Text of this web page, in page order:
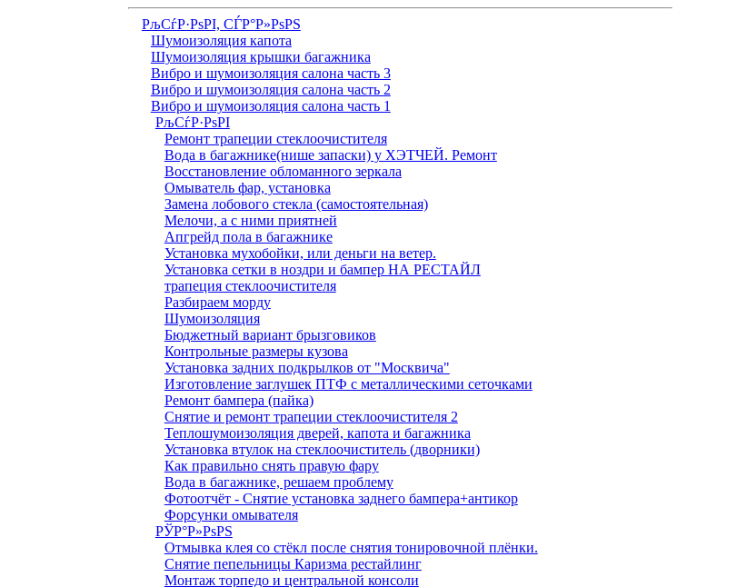
РљСѓР·РѕРІ, СЃР°Р»РѕРЅ
Шумоизоляция капота
Шумоизоляция крышки багажника
Вибро и шумоизоляция салона часть 3
Вибро и шумоизоляция салона часть 2
Вибро и шумоизоляция салона часть 1
РљСѓР·РѕРІ
Ремонт трапеции стеклоочистителя
Вода в багажнике(нише запаски) у ХЭТЧЕЙ. Ремонт
Восстановление обломанного зеркала
Омыватель фар, установка
Замена лобового стекла (самостоятельная)
Мелочи, а с ними приятней
Апгрейд пола в багажнике
Установка мухобойки, или деньги на ветер.
Установка сетки в ноздри и бампер НА РЕСТАЙЛ
трапеция стеклоочистителя
Разбираем морду
Шумоизоляция
Бюджетный вариант брызговиков
Контрольные размеры кузова
Установка задних подкрылков от "Москвича"
Изготовление заглушек ПТФ с металлическими сеточками
Ремонт бампера (пайка)
Снятие и ремонт трапеции стеклоочистителя 2
Теплошумоизоляция дверей, капота и багажника
Установка втулок на стеклоочиститель (дворники)
Как правильно снять правую фару
Вода в багажнике, решаем проблему
Фотоотчёт - Снятие установка заднего бампера+антикор
Форсунки омывателя
РЎР°Р»РѕРЅ
Отмывка клея со стёкл после снятия тонировочной плёнки.
Снятие пепельницы Каризма рестайлинг
Монтаж торпедо и центральной консоли